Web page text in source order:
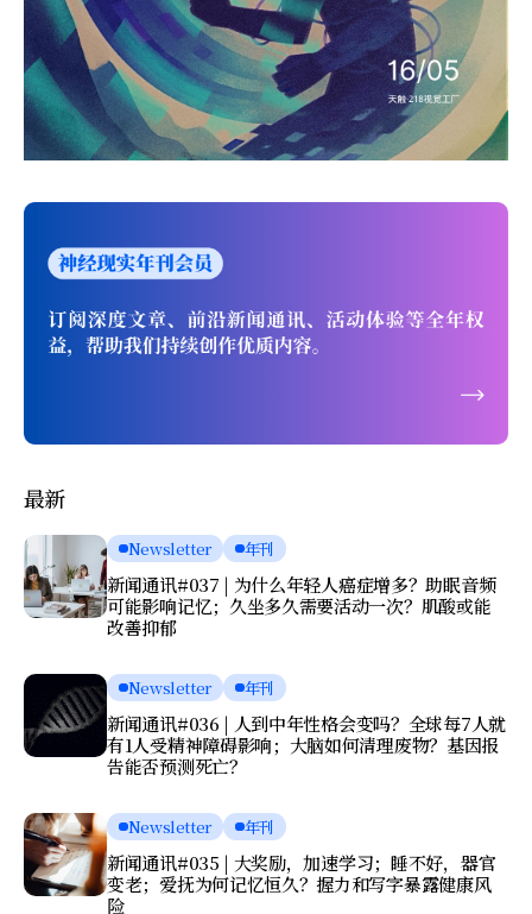
最新
Newsletter 年刊
新闻通讯#037 | 为什么年轻人癌症增多？助眠音频
可能影响记忆；久坐多久需要活动一次？肌酸或能
改善抑郁
Newsletter 年刊
新闻通讯#036 | 人到中年性格会变吗？全球每7人就
有1人受精神障碍影响；大脑如何清理废物？基因报
告能否预测死亡？
Newsletter 年刊
新闻通讯#035 | 大奖励，加速学习；睡不好，器官
变老；爱抚为何记忆恒久？握力和写字暴露健康风
险